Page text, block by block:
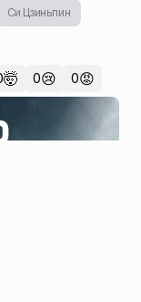
Си Цзиньпин
🤯 0😢 0😡